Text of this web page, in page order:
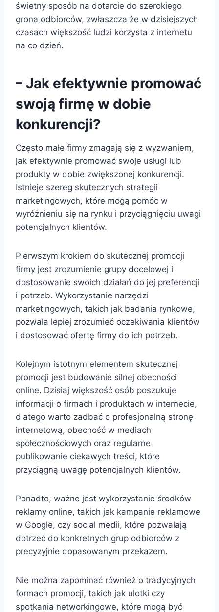
świetny sposób na dotarcie do szerokiego
grona odbiorców, zwłaszcza że w dzisiejszych
czasach większość ludzi korzysta z internetu
na co dzień.
– Jak efektywnie promować
swoją firmę w dobie
konkurencji?
Często małe firmy zmagają się z wyzwaniem,
jak efektywnie promować swoje usługi lub
produkty w dobie zwiększonej konkurencji.
Istnieje szereg skutecznych strategii
marketingowych, które mogą pomóc w
wyróżnieniu się na rynku i przyciągnięciu uwagi
potencjalnych klientów.
Pierwszym krokiem do skutecznej promocji
firmy jest zrozumienie grupy docelowej i
dostosowanie swoich działań do jej preferencji
i potrzeb. Wykorzystanie narzędzi
marketingowych, takich jak badania rynkowe,
pozwala lepiej zrozumieć oczekiwania klientów
i dostosować ofertę firmy do ich potrzeb.
Kolejnym istotnym elementem skutecznej
promocji jest budowanie silnej obecności
online. Dzisiaj większość osób poszukuje
informacji o firmach i produktach w internecie,
dlatego warto zadbać o profesjonalną stronę
internetową, obecność w mediach
społecznościowych oraz regularne
publikowanie ciekawych treści, które
przyciągną uwagę potencjalnych klientów.
Ponadto, ważne jest wykorzystanie środków
reklamy online, takich jak kampanie reklamowe
w Google, czy social medii, które pozwalają
dotrzeć do konkretnych grup odbiorców z
precyzyjnie dopasowanym przekazem.
Nie można zapominać również o tradycyjnych
formach promocji, takich jak ulotki czy
spotkania networkingowe, które mogą być